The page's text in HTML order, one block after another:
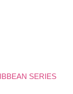
SERIES